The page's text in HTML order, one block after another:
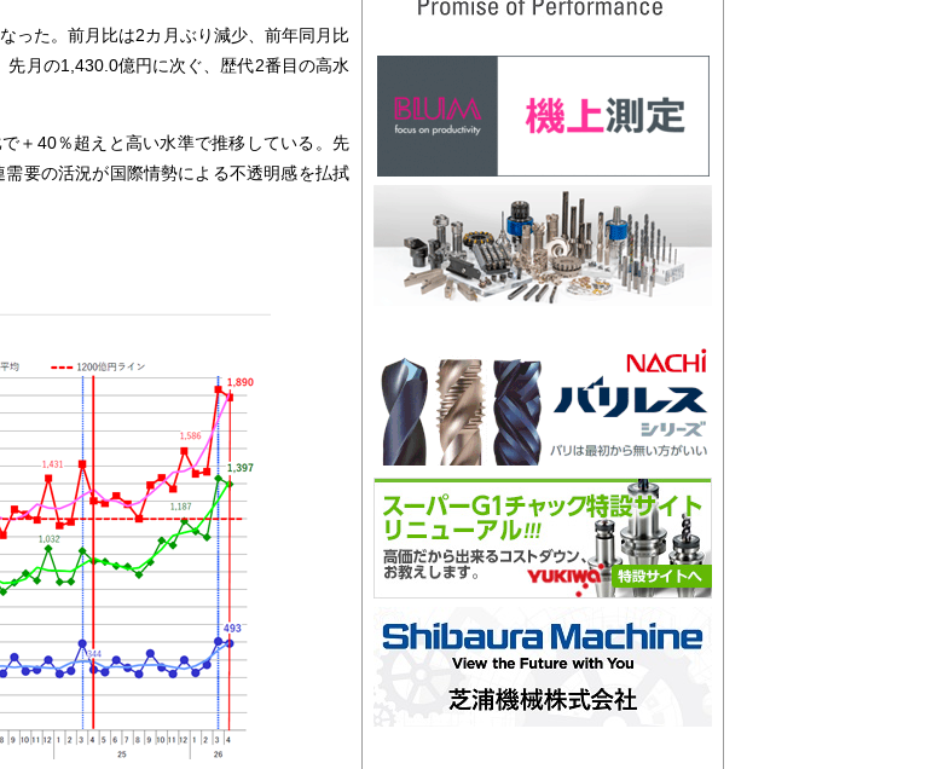
た。前月比は2カ月ぶり減少、前年同月比
月の1,430.0億円に次ぐ、歴代2番目の高水
＋40％超えと高い水準で推移している。先
要の活況が国際情勢による不透明感を払拭